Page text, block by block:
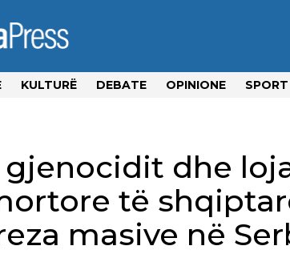
KULTURË DEBATE OPINIONE SPORT
gjenocidit dhe
të
masive në